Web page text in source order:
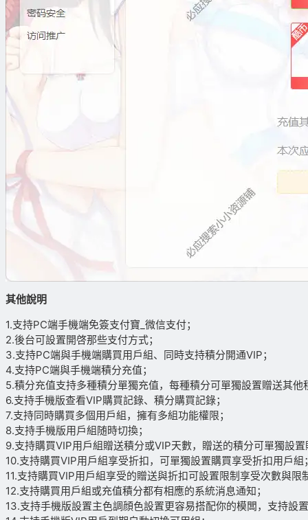
其他說明
1.支持PC端手機端免簽支付寶_微信支付；
2.後台可設置開啓那些支付方式；
3.支持PC端與手機端購買用戶組、同時支持積分開通VIP；
4.支持PC端與手機端積分充值；
5.積分充值支持多種積分單獨充值，每種積分可單獨設置贈送其他
6.支持手機版查看VIP購買記錄、積分購買記錄；
7.支持同時購買多個用戶組，擁有多組功能權限；
8.支持手機版用戶組随時切換；
9.支持購買VIP用戶組贈送積分或VIP天數，贈送的積分可單獨設
10.支持購買VIP用戶組享受折扣，可單獨設置購買享受折扣用戶組
11.支持購買VIP用戶組享受的贈送與折扣可設置限制享受次數與限
12.支持購買用戶組或充值積分都有相應的系統消息通知；
13.支持手機版設置主色調顔色設置更容易搭配你的模闆，支持設